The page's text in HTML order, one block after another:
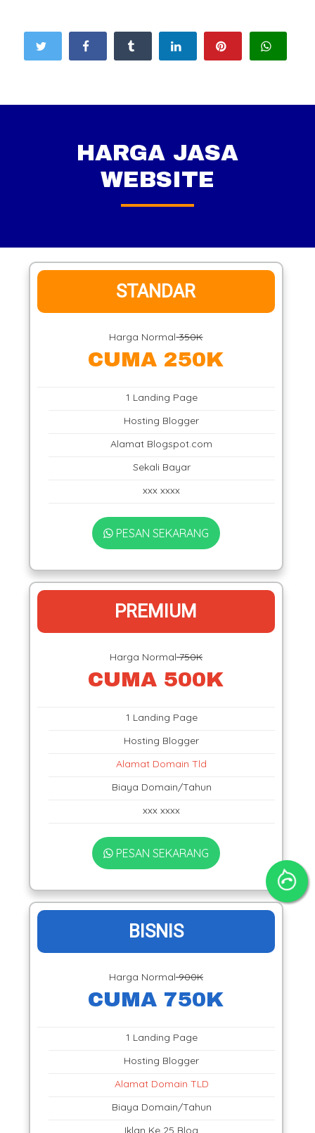
HARGA JASA
WEBSITE
STANDAR
Harga Normal350K
CUMA 250K
1 Landing Page
Hosting Blogger
Alamat Blogspot.com
Sekali Bayar
xxx xxxx
PESAN SEKARANG
PREMIUM
Harga Normal750K
CUMA 500K
1 Landing Page
Hosting Blogger
Alamat Domain Tld
Biaya Domain/Tahun
xxx xxxx
PESAN SEKARANG
BISNIS
Harga Normal900K
CUMA 750K
1 Landing Page
Hosting Blogger
Alamat Domain TLD
Biaya Domain/Tahun
Iklan Ke 25 Blog